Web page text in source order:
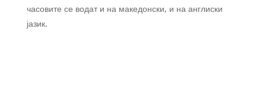
часовите се водат и на македонски, и на англиски
јазик.